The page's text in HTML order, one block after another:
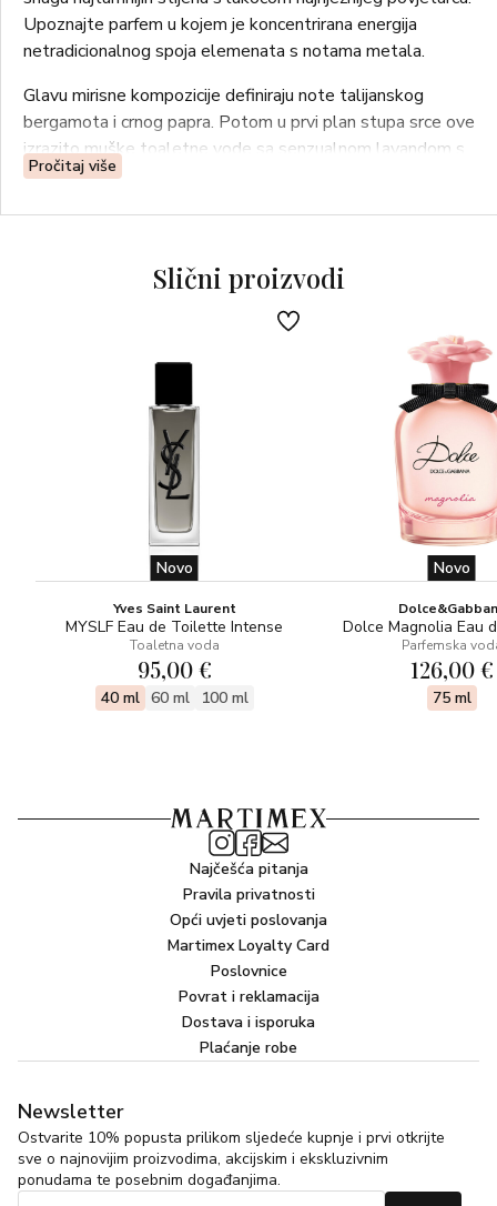
Upoznajte parfem u kojem je koncentrirana energija
netradicionalnog spoja elemenata s notama metala.
Glavu mirisne kompozicije definiraju note talijanskog
bergamota i crnog papra. Potom u prvi plan stupa srce ove
izrazito muške toaletne vode sa senzualnom lavandom s
podtonovima metala. Za polagano iščezavanje je zaslužna
Pročitaj više
Slični proizvodi
Novo
Yves Saint Laurent
MYSLF Eau de Toilette Intense
Toaletna voda
95,00 €
40 ml 60 ml 100 ml
Novo
Dolce Magnolia Eau
Parfemska
126,00 €
75 ml
Najčešća pitanja
Pravila privatnosti
Opći uvjeti poslovanja
Martimex Loyalty Card
Poslovnice
Povrat i reklamacija
Dostava i isporuka
Plaćanje robe
Newsletter
Ostvarite 10% popusta prilikom sljedeće kupnje i prvi otkrijte
sve o najnovijim proizvodima, akcijskim i ekskluzivnim
ponudama te posebnim događanjima.